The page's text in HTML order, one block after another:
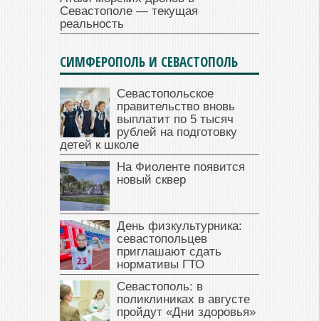
Севастополе — текущая
реальность
СИМФЕРОПОЛЬ И СЕВАСТОПОЛЬ
Севастопольское
правительство вновь
выплатит по 5 тысяч
рублей на подготовку
детей к школе
На Фиоленте появится
новый сквер
День физкультурника:
севастопольцев
приглашают сдать
нормативы ГТО
Севастополь: в
поликлиниках в августе
пройдут «Дни здоровья»